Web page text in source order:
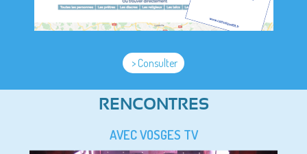
> Consulter
RENCONTRES
AVEC VOSGES TV